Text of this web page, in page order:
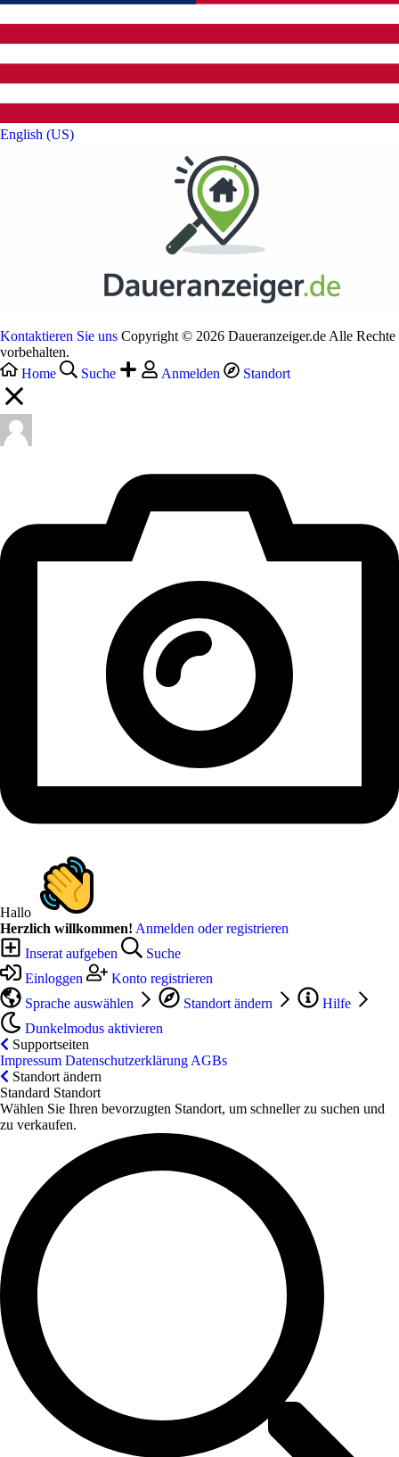
English (US)‎
Kontaktieren Sie uns Copyright © 2026 Daueranzeiger.de Alle Rechte
vorbehalten.
Home
Suche Anmelden Standort
Hallo
Herzlich willkommen! Anmelden oder registrieren
Inserat aufgeben
Suche
Einloggen
Konto registrieren
Sprache auswählen
Standort ändern
Hilfe
Dunkelmodus aktivieren
Supportseiten
Impressum Datenschutzerklärung AGBs
Standort ändern
Standard Standort
Wählen Sie Ihren bevorzugten Standort, um schneller zu suchen und
zu verkaufen.